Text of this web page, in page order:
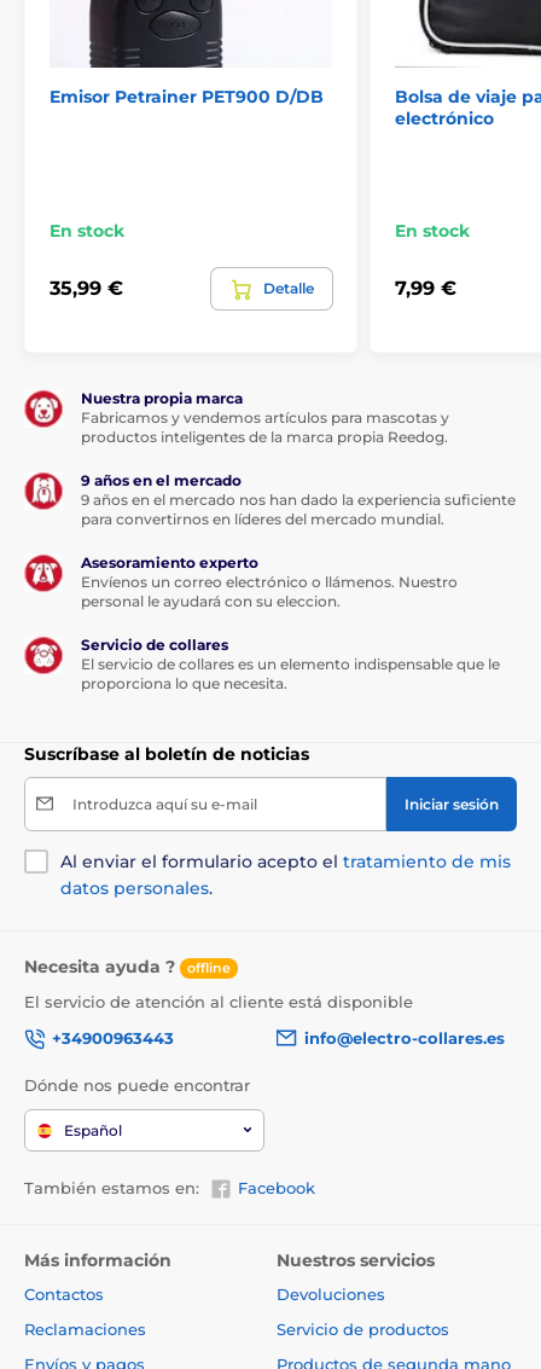
Emisor Petrainer PET900 D/DB
En stock
35,99 € Detalle
Bolsa de viaje
electrónico
En stock
7,99 €
Nuestra propia marca
Fabricamos y vendemos artículos para mascotas y
productos inteligentes de la marca propia Reedog.
9 años en el mercado
9 años en el mercado nos han dado la experiencia suficiente
para convertirnos en líderes del mercado mundial.
Asesoramiento experto
Envíenos un correo electrónico o llámenos. Nuestro
personal le ayudará con su eleccion.
Servicio de collares
El servicio de collares es un elemento indispensable que le
proporciona lo que necesita.
Suscríbase al boletín de noticias
Introduzca aquí su e-mail Iniciar sesión
Al enviar el formulario acepto el tratamiento de mis
datos personales.
Necesita ayuda ? offline
El servicio de atención al cliente está disponible
+34900963443
info@electro-collares.es
Dónde nos puede encontrar
Español
También estamos en: Facebook
Más información
Contactos
Reclamaciones
Envíos y pagos
Nuestros servicios
Devoluciones
Servicio de productos
Productos de segunda mano